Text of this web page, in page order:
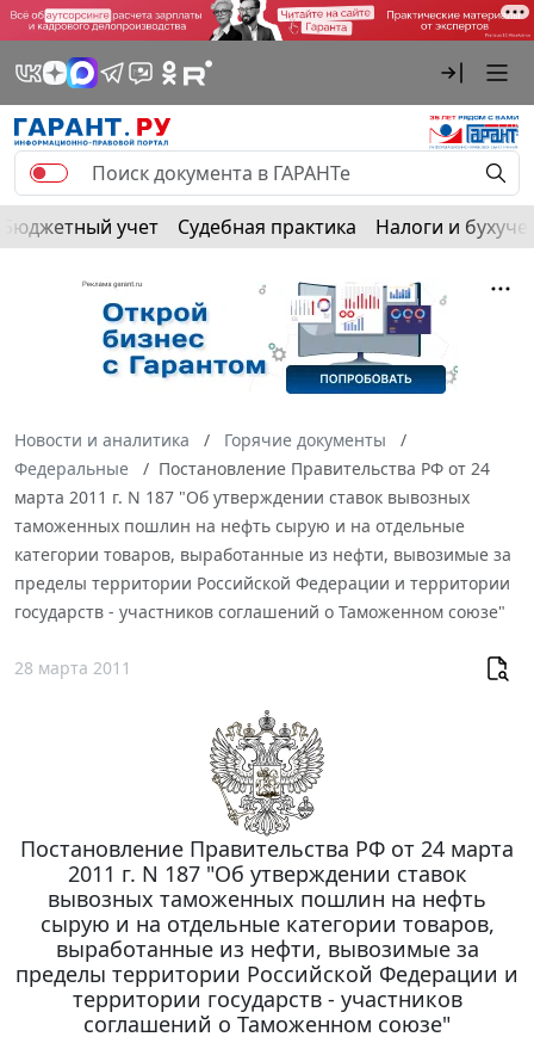
Бюджетный учет Судебная практика Налоги и
Новости и аналитика
Горячие документы
Федеральные
Постановление Правительства РФ от 24
марта 2011 г. N 187 "Об утверждении ставок вывозных
таможенных пошлин на нефть сырую и на отдельные
категории товаров, выработанные из нефти, вывозимые за
пределы территории Российской Федерации и территории
государств - участников соглашений о Таможенном союзе"
28 марта 2011
Постановление Правительства РФ от 24 марта
2011 г. N 187 "Об утверждении ставок
вывозных таможенных пошлин на нефть
сырую и на отдельные категории товаров,
выработанные из нефти, вывозимые за
пределы территории Российской Федерации и
территории государств - участников
соглашений о Таможенном союзе"